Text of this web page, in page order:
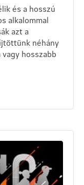
és a hosszú
alkalommal
azt a
néhány
hosszabb